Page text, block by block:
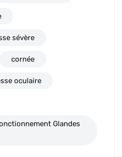
sévère
cornée
oculaire
Glandes